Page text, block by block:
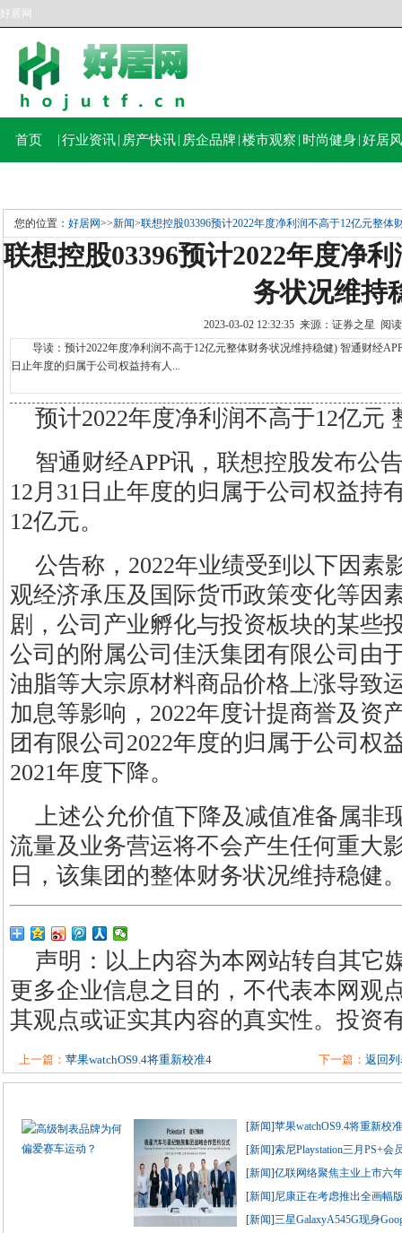
好居网
首页 行业资讯 房产快讯 房企品牌 楼市观察 时尚健身 好居
您的位置： 好居网>>新闻>联想控股03396预计2022年度净利润不高于12亿元整体
联想控股03396预计2022年度净
务状况维持
2023-03-02 12:32:35 来源：证券之星 阅
导读：预计2022年度净利润不高于12亿元整体财务状况维持稳健) 智通财经
日止年度的归属于公司权益持有人...
预计2022年度净利润不高于12亿元
智通财经APP讯，联想控股发布公
12月31日止年度的归属于公司权益持
12亿元。
公告称，2022年业绩受到以下因素
观经济承压及国际货币政策变化等因
剧，公司产业孵化与投资板块的某些
公司的附属公司佳沃集团有限公司由
油脂等大宗原材料商品价格上涨导致
加息等影响，2022年度计提商誉及资
团有限公司2022年度的归属于公司权
2021年度下降。
上述公允价值下降及减值准备属非
流量及业务营运将不会产生任何重大
日，该集团的整体财务状况维持稳健
声明：以上内容为本网站转自其它
更多企业信息之目的，不代表本网观
其观点或证实其内容的真实性。投资
上一篇： 苹果watchOS9.4将重新校准4 下一篇： 返回
[新闻]苹果watchOS9.4将重新校
[新闻]索尼Playstation三月PS+会
[新闻]亿联网络聚焦主业上市六
[新闻]尼康正在考虑推出全画幅
[新闻]三星GalaxyA545G现身